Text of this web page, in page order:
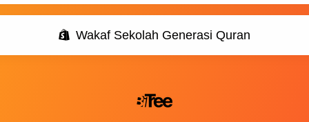
Wakaf Sekolah Generasi Quran